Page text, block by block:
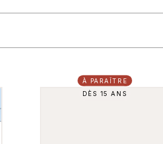
À PARAÎTRE
DÈS 15 ANS